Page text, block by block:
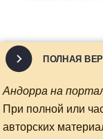
ПОЛНАЯ
Андорра на
При полной или
авторских